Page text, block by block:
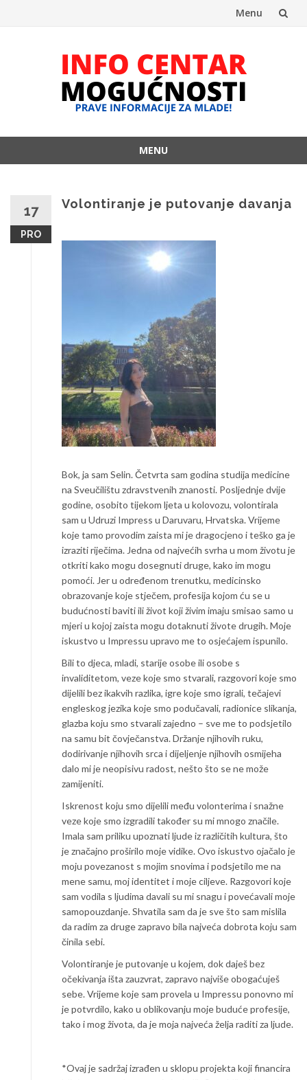
Menu
MENU
17
PRO
Volontiranje je putovanje davanja
Bok, ja sam Selin. Četvrta sam godina studija medicine
na Sveučilištu zdravstvenih znanosti. Posljednje dvije
godine, osobito tijekom ljeta u kolovozu, volontirala
sam u Udruzi Impress u Daruvaru, Hrvatska. Vrijeme
koje tamo provodim zaista mi je dragocjeno i teško ga je
izraziti riječima. Jedna od najvećih svrha u mom životu je
otkriti kako mogu dosegnuti druge, kako im mogu
pomoći. Jer u određenom trenutku, medicinsko
obrazovanje koje stječem, profesija kojom ću se u
budućnosti baviti ili život koji živim imaju smisao samo u
mjeri u kojoj zaista mogu dotaknuti živote drugih. Moje
iskustvo u Impressu upravo me to osjećajem ispunilo.
Bili to djeca, mladi, starije osobe ili osobe s
invaliditetom, veze koje smo stvarali, razgovori koje smo
dijelili bez ikakvih razlika, igre koje smo igrali, tečajevi
engleskog jezika koje smo podučavali, radionice slikanja,
glazba koju smo stvarali zajedno – sve me to podsjetilo
na samu bit čovječanstva. Držanje njihovih ruku,
dodirivanje njihovih srca i dijeljenje njihovih osmijeha
dalo mi je neopisivu radost, nešto što se ne može
zamijeniti.
Iskrenost koju smo dijelili među volonterima i snažne
veze koje smo izgradili također su mi mnogo značile.
Imala sam priliku upoznati ljude iz različitih kultura, što
je značajno proširilo moje vidike. Ovo iskustvo ojačalo je
moju povezanost s mojim snovima i podsjetilo me na
mene samu, moj identitet i moje ciljeve. Razgovori koje
sam vodila s ljudima davali su mi snagu i povećavali moje
samopouzdanje. Shvatila sam da je sve što sam mislila
da radim za druge zapravo bila najveća dobrota koju sam
činila sebi.
Volontiranje je putovanje u kojem, dok daješ bez
očekivanja išta zauzvrat, zapravo najviše obogaćuješ
sebe. Vrijeme koje sam provela u Impressu ponovno mi
je potvrdilo, kako u oblikovanju moje buduće profesije,
tako i mog života, da je moja najveća želja raditi za ljude.
*Ovaj je sadržaj izrađen u sklopu projekta koji financira